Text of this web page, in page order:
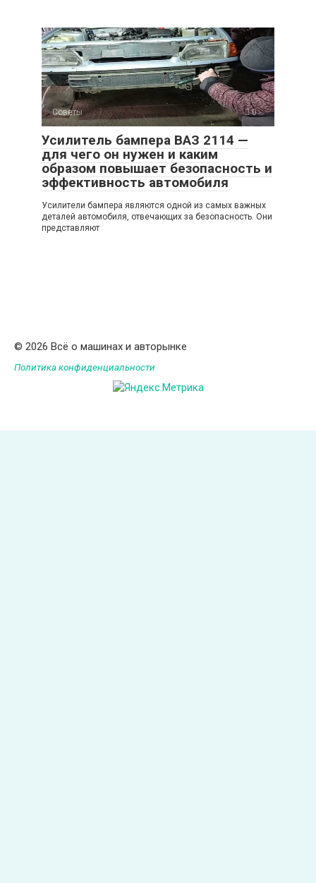
Советы 0
Усилитель бампера ВАЗ 2114 —
для чего он нужен и каким
образом повышает безопасность и
эффективность автомобиля
Усилители бампера являются одной из самых важных
деталей автомобиля, отвечающих за безопасность. Они
представляют
© 2026 Всё о машинах и авторынке
Политика конфиденциальности